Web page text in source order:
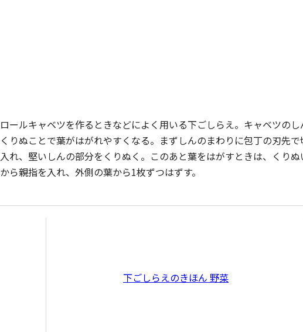
ロールキャベツを作るときなどによく用いる下ごしらえ。キャベツのし
くりぬことで葉がはがれやすくなる。まずしんのまわりに包丁の刃先で
入れ、堅いしんの部分をくりぬく。このあと葉をはがすときは、くりぬ
から親指を入れ、外側の葉から1枚ずつはずす。
下ごしらえのきほん 野菜